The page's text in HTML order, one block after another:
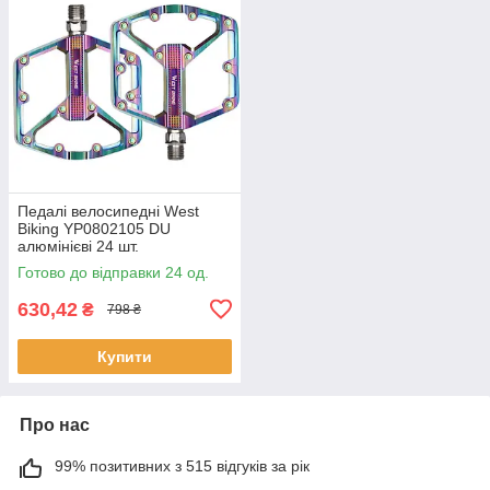
Педалі велосипедні West
Biking YP0802105 DU
алюмінієві 24 шт.
Готово до відправки 24 од.
630,42 ₴ 798 ₴
Купити
Про нас
99% позитивних з 515 відгуків за рік